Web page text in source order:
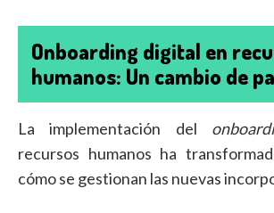
Onboarding digital en
humanos: Un cambio de
La implementación del
recursos humanos ha
cómo se gestionan las nuevas